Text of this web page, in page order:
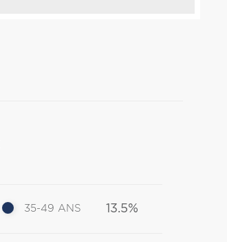
35-49 ANS 13.5%